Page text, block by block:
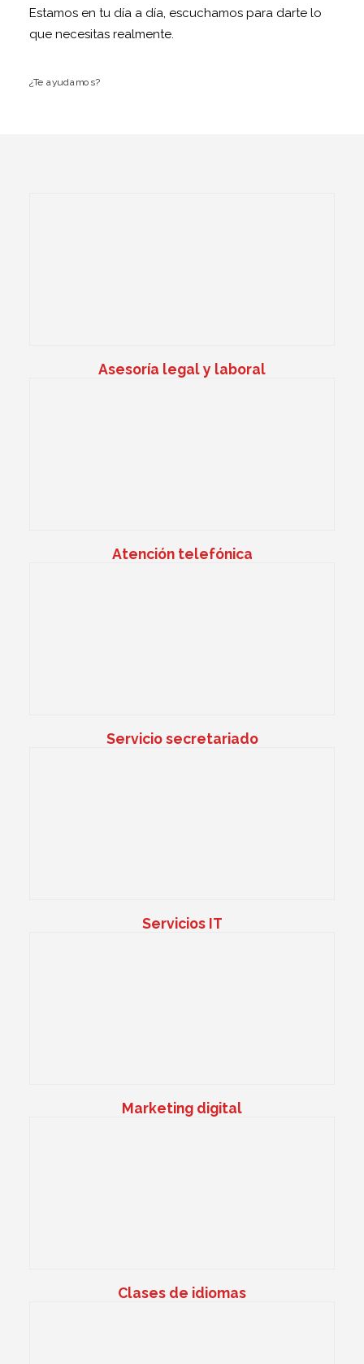
Estamos en tu día a día, escuchamos para darte lo
que necesitas realmente.
¿Te ayudamos?
Asesoría legal y laboral
Atención telefónica
Servicio secretariado
Servicios IT
Marketing digital
Clases de idiomas